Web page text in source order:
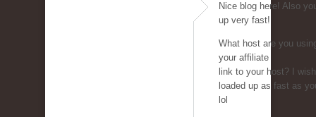
Nice blog here! Also
up very fast!
What host are you
your affiliate
link to your host? I
loaded up as fast as
lol